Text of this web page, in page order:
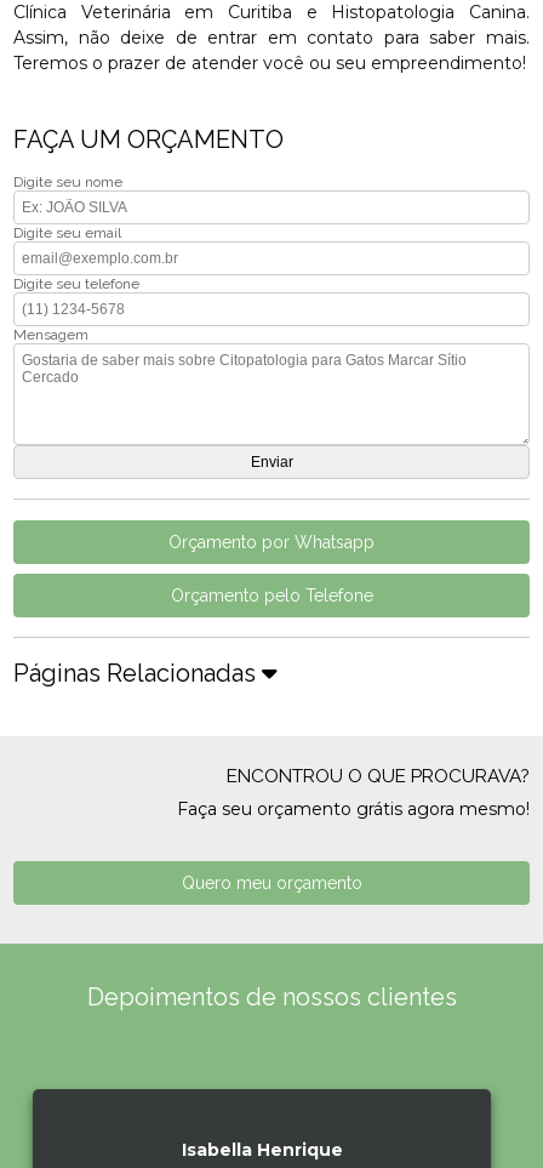
Clínica Veterinária em Curitiba e Histopatologia Canina.
Assim, não deixe de entrar em contato para saber mais.
Teremos o prazer de atender você ou seu empreendimento!
FAÇA UM ORÇAMENTO
Digite seu nome
Digite seu email
Digite seu telefone
Mensagem
Orçamento por Whatsapp
Orçamento pelo Telefone
Páginas Relacionadas
ENCONTROU O QUE PROCURAVA?
Faça seu orçamento grátis agora mesmo!
Quero meu orçamento
Depoimentos de nossos clientes
Isabella Henrique